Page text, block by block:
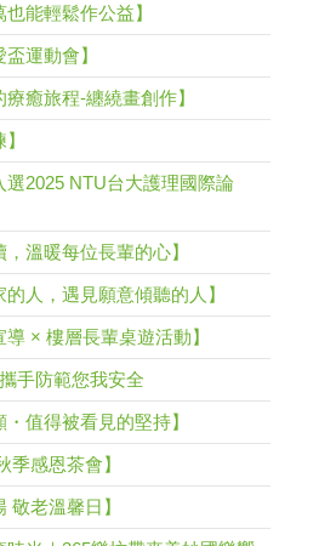
能輕鬆作公益】
運動會】
癒旅程-纏繞畫創作】
選2025 NTU台大護理國際論
溫暖每位長輩的心】
人，遇見願意傾聽的人】
× 樓層長輩桌遊活動】
手防範您我安全
值得被看見的堅持】
季感恩茶會】
敬老溫馨日】